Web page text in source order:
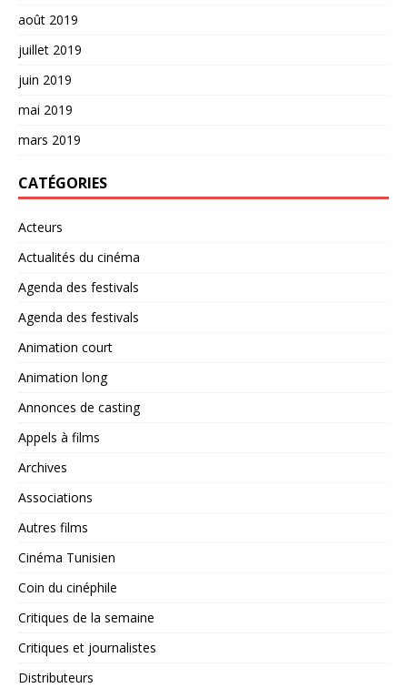
août 2019
juillet 2019
juin 2019
mai 2019
mars 2019
CATÉGORIES
Acteurs
Actualités du cinéma
Agenda des festivals
Agenda des festivals
Animation court
Animation long
Annonces de casting
Appels à films
Archives
Associations
Autres films
Cinéma Tunisien
Coin du cinéphile
Critiques de la semaine
Critiques et journalistes
Distributeurs